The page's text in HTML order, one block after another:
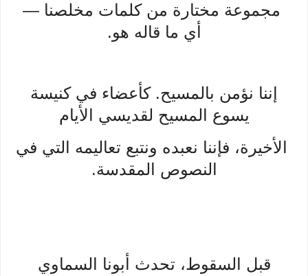
مجموعة مختارة من كلمات مخلصنا —
أي ما قاله هو.
إننا نؤمن بالمسيح. كأعضاء في كنيسة
يسوع المسيح لقديسي الأيام
الأخيرة، فإننا نعبده ونتبع تعاليمه التي في
النصوص المقدسة.
قبل السقوط، تحدث أبونا السماوي